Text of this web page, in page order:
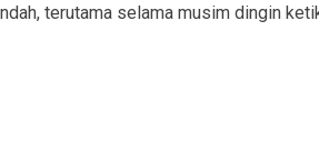
terutama selama musim dingin